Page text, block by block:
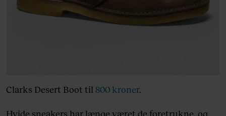
Clarks Desert Boot til 800 kroner.
Hvide sneakers har længe været de foretrukne, og